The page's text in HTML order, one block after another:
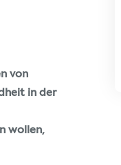
von
in der
wollen,